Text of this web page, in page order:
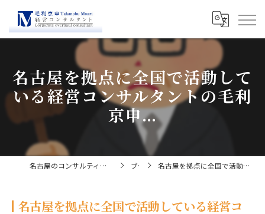
名古屋を拠点に全国で活動して
いる経営コンサルタントの毛利
京申...
名古屋のコンサルティングなら経営コンサルタント毛利京申 ブログ 名古屋を拠点に全国で活動している経営コンサルタントの毛利京申...
名古屋を拠点に全国で活動している経営コ